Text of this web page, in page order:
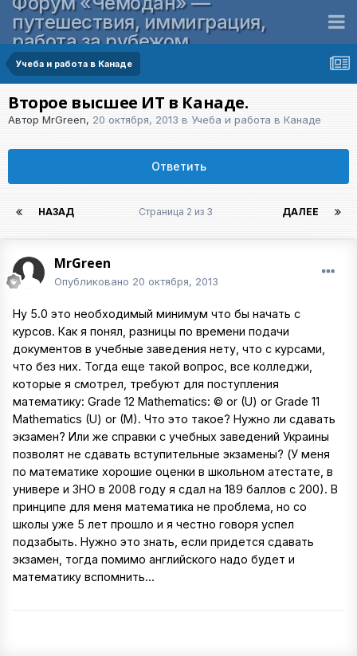
путешествия, иммиграция,
работа за рубежом
Учеба и работа в Канаде
Второе высшее ИТ в Канаде.
Автор MrGreen, 20 октября, 2013 в Учеба и работа в Канаде
Ответить
НАЗАД ДАЛЕЕ
Страница 2 из 3
MrGreen
Опубликовано 20 октября, 2013
Ну 5.0 это необходимый минимум что бы начать с
курсов. Как я понял, разницы по времени подачи
документов в учебные заведения нету, что с курсами,
что без них. Тогда еще такой вопрос, все колледжи,
которые я смотрел, требуют для поступления
математику: Grade 12 Mathematics: © or (U) or Grade 11
Mathematics (U) or (M). Что это такое? Нужно ли сдавать
экзамен? Или же справки с учебных заведений Украины
позволят не сдавать вступительные экзамены? (У меня
по математике хорошие оценки в школьном атестате, в
универе и ЗНО в 2008 году я сдал на 189 баллов с 200). В
принципе для меня математика не проблема, но со
школы уже 5 лет прошло и я честно говоря успел
подзабыть. Нужно это знать, если придется сдавать
экзамен, тогда помимо английского надо будет и
математику вспомнить...